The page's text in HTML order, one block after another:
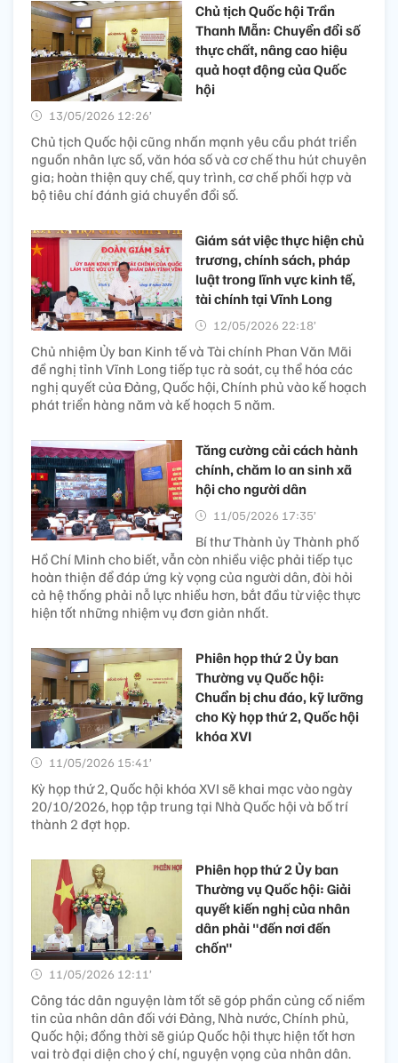
Chủ tịch Quốc hội Trần
Thanh Mẫn: Chuyển đổi số
thực chất, nâng cao hiệu
quả hoạt động của Quốc
hội
13/05/2026 12:26’
Chủ tịch Quốc hội cũng nhấn mạnh yêu cầu phát triển
nguồn nhân lực số, văn hóa số và cơ chế thu hút chuyên
gia; hoàn thiện quy chế, quy trình, cơ chế phối hợp và
bộ tiêu chí đánh giá chuyển đổi số.
Giám sát việc thực hiện chủ
trương, chính sách, pháp
luật trong lĩnh vực kinh tế,
tài chính tại Vĩnh Long
12/05/2026 22:18’
Chủ nhiệm Ủy ban Kinh tế và Tài chính Phan Văn Mãi
đề nghị tỉnh Vĩnh Long tiếp tục rà soát, cụ thể hóa các
nghị quyết của Đảng, Quốc hội, Chính phủ vào kế hoạch
phát triển hàng năm và kế hoạch 5 năm.
Tăng cường cải cách hành
chính, chăm lo an sinh xã
hội cho người dân
11/05/2026 17:35’
Bí thư Thành ủy Thành phố
Hồ Chí Minh cho biết, vẫn còn nhiều việc phải tiếp tục
hoàn thiện để đáp ứng kỳ vọng của người dân, đòi hỏi
cả hệ thống phải nỗ lực nhiều hơn, bắt đầu từ việc thực
hiện tốt những nhiệm vụ đơn giản nhất.
Phiên họp thứ 2 Ủy ban
Thường vụ Quốc hội:
Chuẩn bị chu đáo, kỹ lưỡng
cho Kỳ họp thứ 2, Quốc hội
khóa XVI
11/05/2026 15:41’
Kỳ họp thứ 2, Quốc hội khóa XVI sẽ khai mạc vào ngày
20/10/2026, họp tập trung tại Nhà Quốc hội và bố trí
thành 2 đợt họp.
Phiên họp thứ 2 Ủy ban
Thường vụ Quốc hội: Giải
quyết kiến nghị của nhân
dân phải "đến nơi đến
chốn"
11/05/2026 12:11’
Công tác dân nguyện làm tốt sẽ góp phần củng cố niềm
tin của nhân dân đối với Đảng, Nhà nước, Chính phủ,
Quốc hội; đồng thời sẽ giúp Quốc hội thực hiện tốt hơn
vai trò đại diện cho ý chí, nguyện vọng của nhân dân.